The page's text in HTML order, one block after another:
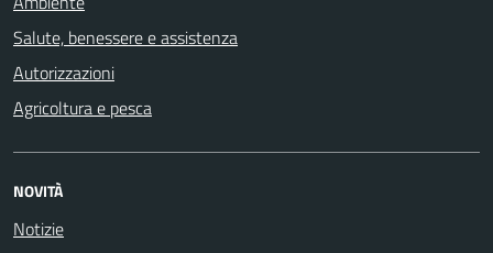
Salute, benessere e assistenza
Autorizzazioni
Agricoltura e pesca
NOVITÀ
Notizie